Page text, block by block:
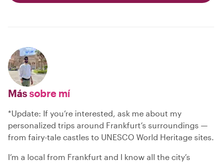
Mássobre mí
*Update: If you’re interested, ask me about my
personalized trips around Frankfurt’s surroundings —
from fairy-tale castles to UNESCO World Heritage sites.
I’m a local from Frankfurt and I know all the city’s